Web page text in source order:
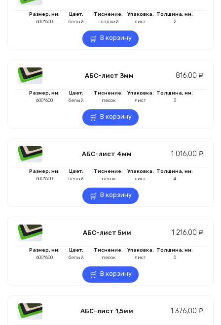
Размер, мм:
600*600
Цвет:
белый
Тиснение:
гладкий
Упаковка:
лист
Толщина, мм:
2
В корзину
АБС-лист 3мм 816,00 ₽
Размер, мм:
600*600
Цвет:
белый
Тиснение:
песок
Упаковка:
лист
Толщина, мм:
3
В корзину
АБС-лист 4мм 1 016,00 ₽
Размер, мм:
600*600
Цвет:
белый
Тиснение:
песок
Упаковка:
лист
Толщина, мм:
4
В корзину
АБС-лист 5мм 1 216,00 ₽
Размер, мм:
600*600
Цвет:
белый
Тиснение:
песок
Упаковка:
лист
Толщина, мм:
5
В корзину
АБС-лист 1,5мм 1 376,00 ₽